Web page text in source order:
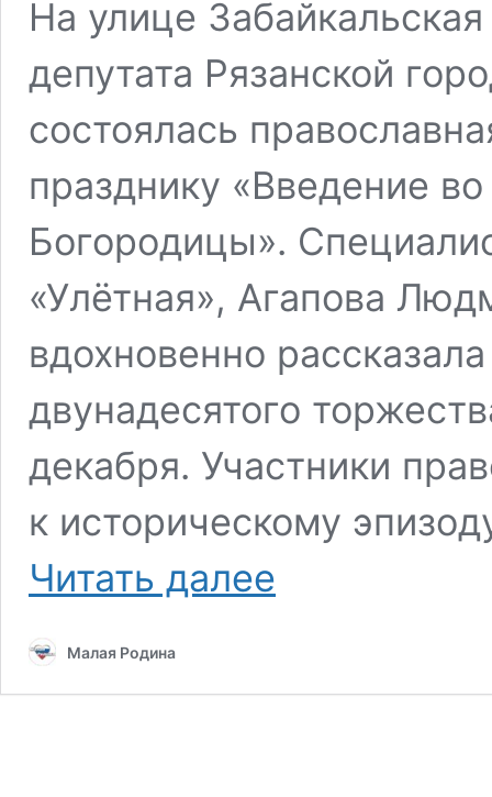
На улице
депутата Рязанской
состоялась
празднику «Введение
Богородицы».
«Улётная», Агапова
вдохновенно
двунадесятого
декабря. Участники
к историческому
Читать далее
Богородицы
Малая Родина